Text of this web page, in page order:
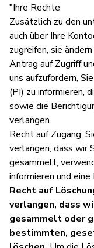
"Ihre Rechte
Zusätzlich zu den
auch über Ihre
zugreifen, sie
Antrag auf Zugriff
uns aufzufordern,
(PI) zu informieren,
sowie die
verlangen.
Recht auf Zugang:
verlangen, dass wir
gesammelt,
informieren und
Recht auf
verlangen, dass
gesammelt oder
bestimmten,